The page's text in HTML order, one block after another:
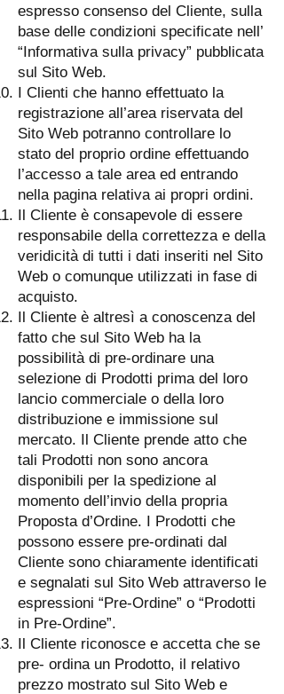
espresso consenso del Cliente, sulla
base delle condizioni specificate nell’
“Informativa sulla privacy” pubblicata
sul Sito Web.
I Clienti che hanno effettuato la
registrazione all’area riservata del
Sito Web potranno controllare lo
stato del proprio ordine effettuando
l’accesso a tale area ed entrando
nella pagina relativa ai propri ordini.
Il Cliente è consapevole di essere
responsabile della correttezza e della
veridicità di tutti i dati inseriti nel Sito
Web o comunque utilizzati in fase di
acquisto.
Il Cliente è altresì a conoscenza del
fatto che sul Sito Web ha la
possibilità di pre-ordinare una
selezione di Prodotti prima del loro
lancio commerciale o della loro
distribuzione e immissione sul
mercato. Il Cliente prende atto che
tali Prodotti non sono ancora
disponibili per la spedizione al
momento dell’invio della propria
Proposta d’Ordine. I Prodotti che
possono essere pre-ordinati dal
Cliente sono chiaramente identificati
e segnalati sul Sito Web attraverso le
espressioni “Pre-Ordine” o “Prodotti
in Pre-Ordine”.
Il Cliente riconosce e accetta che se
pre- ordina un Prodotto, il relativo
prezzo mostrato sul Sito Web e